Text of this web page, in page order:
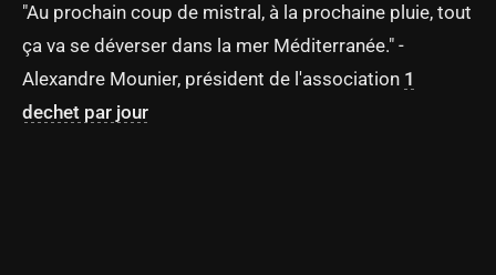
"Au prochain coup de mistral, à la prochaine pluie, tout
ça va se déverser dans la mer Méditerranée." -
Alexandre Mounier, président de l'association 1
dechet par jour